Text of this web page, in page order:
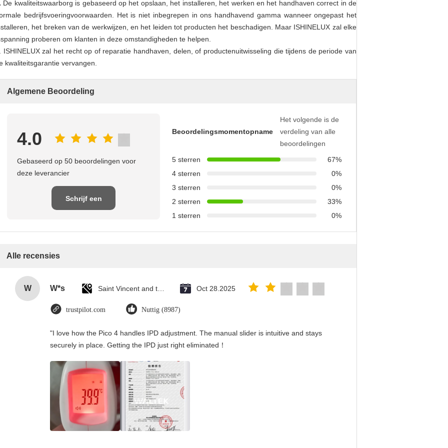
De kwaliteitswaarborg is gebaseerd op het opslaan, het installeren, het werken en het handhaven correct in de
bedrijfsvoeringvoorwaarden. Het is niet inbegrepen in ons handhavend gamma wanneer ongepast het
het breken van de werkwijzen, en het leiden tot producten het beschadigen. Maar ISHINELUX zal elke
proberen om klanten in deze omstandigheden te helpen.
ISHINELUX zal het recht op of reparatie handhaven, delen, of productenuitwisseling die tijdens de periode van
kwaliteitsgarantie vervangen.
Algemene Beoordeling
4.0
Gebaseerd op 50 beoordelingen voor
deze leverancier
Schrijf een
Beoordelingsmomentopname
Het volgende is de
verdeling van alle
beoordelingen
5 sterren
67%
4 sterren
0%
3 sterren
0%
2 sterren
33%
1 sterren
0%
Alle recensies
W W*s Saint Vincent and the Grenadines Oct 28.2025
trustpilot.com Nuttig (8987)
"I love how the Pico 4 handles IPD adjustment. The manual slider is intuitive and stays
securely in place. Getting the IPD just right eliminated！